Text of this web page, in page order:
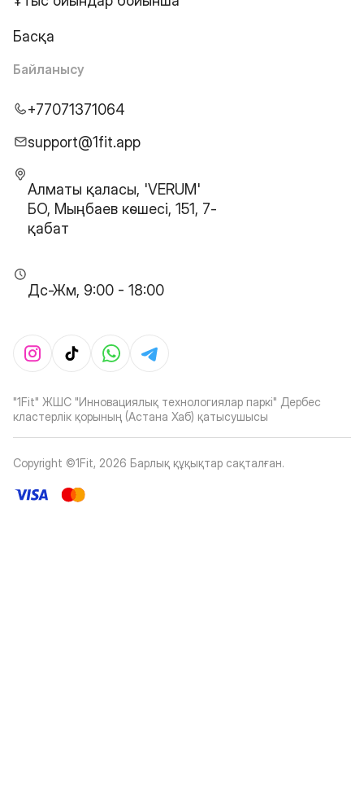
Басқа
Байланысу
+77071371064
support@1fit.app
Алматы қаласы, 'VERUM'
БО, Мыңбаев көшесі, 151, 7-
қабат
Дс-Жм, 9:00 - 18:00
"1Fit" ЖШС "Инновациялық технологиялар паркі" Дербес
кластерлік қорының (Астана Хаб) қатысушысы
Copyright ©1Fit, 2026 Барлық құқықтар сақталған.